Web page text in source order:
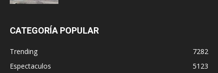
CATEGORÍA POPULAR
Trending
7282
Espectaculos
5123